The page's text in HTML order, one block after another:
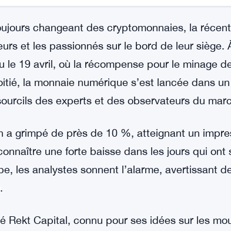
changeant des cryptomonnaies, la
et les passionnés sur le bord de leur siège.
le 19 avril, où la récompense pour le minage
la monnaie numérique s’est lancée dans
des experts et des observateurs du
a grimpé de près de 10 %, atteignant un
une forte baisse dans les jours qui
les analystes sonnent l’alarme, avertissant
Rekt Capital, connu pour ses idées sur les